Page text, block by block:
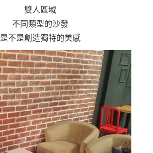
雙人區域
不同類型的沙發
是不是創造獨特的美感